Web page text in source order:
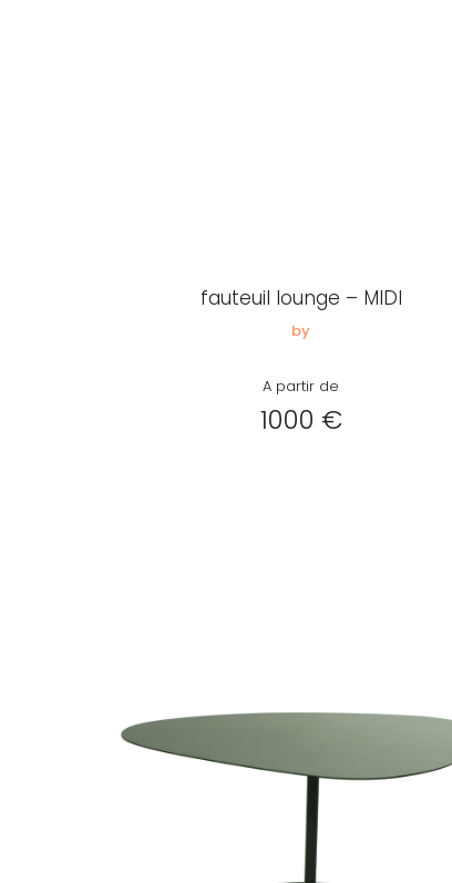
fauteuil lounge – MIDI
by
A partir de
1000 €